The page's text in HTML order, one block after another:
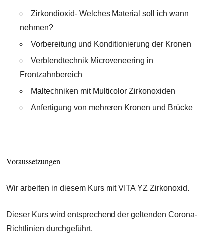
Zirkondioxid- Welches Material soll ich wann
nehmen?
Vorbereitung und Konditionierung der Kronen
Verblendtechnik Microveneering in
Frontzahnbereich
Maltechniken mit Multicolor Zirkonoxiden
Anfertigung von mehreren Kronen und Brücke
Voraussetzungen
Wir arbeiten in diesem Kurs mit VITA YZ Zirkonoxid.
Dieser Kurs wird entsprechend der geltenden Corona-
Richtlinien durchgeführt.